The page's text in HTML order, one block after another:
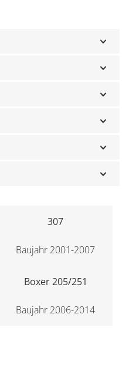
307
Baujahr 2001-2007
Boxer 205/251
Baujahr 2006-2014